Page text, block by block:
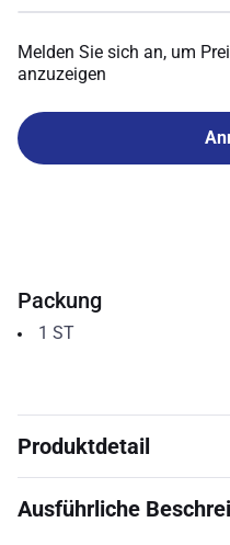
Melden Sie sich an, um
anzuzeigen
Packung
1 ST
Produktdetail
Ausführliche